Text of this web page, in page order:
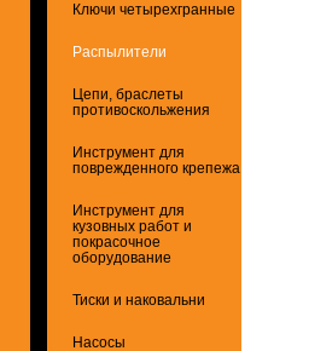
Ключи четырехгранные
Распылители
Цепи, браслеты
противоскольжения
Инструмент для
поврежденного крепежа
Инструмент для
кузовных работ и
покрасочное
оборудование
Тиски и наковальни
Насосы